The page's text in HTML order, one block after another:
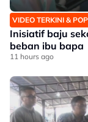
VIDEO TERKINI &
Inisiatif baju
beban ibu bapa
11 hours ago